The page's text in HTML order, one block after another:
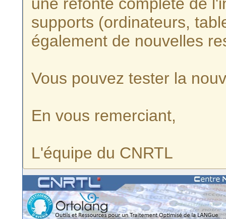
supports (ordinateurs,
également de nouvelles
Vous pouvez tester la
En vous remerciant,
L'équipe du CNRTL